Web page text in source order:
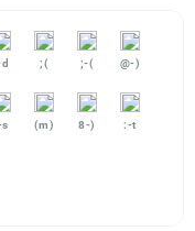
;( ;-( @-)
(m) 8-) :-t